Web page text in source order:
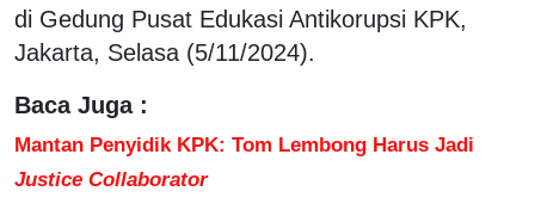
di Gedung Pusat Edukasi Antikorupsi KPK,
Jakarta, Selasa (5/11/2024).
Baca Juga :
Mantan Penyidik KPK: Tom Lembong Harus Jadi
Justice Collaborator